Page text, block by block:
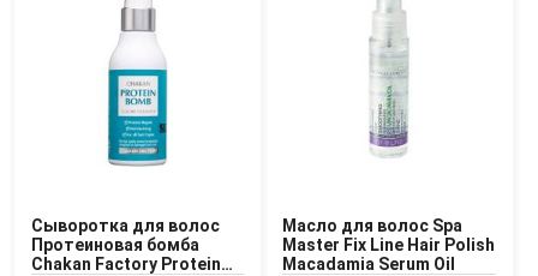
Сыворотка для волос
Протеиновая бомба
Chakan Factory Protein
Масло для волос Spa
Master Fix Line Hair Polish
Macadamia Serum Oil